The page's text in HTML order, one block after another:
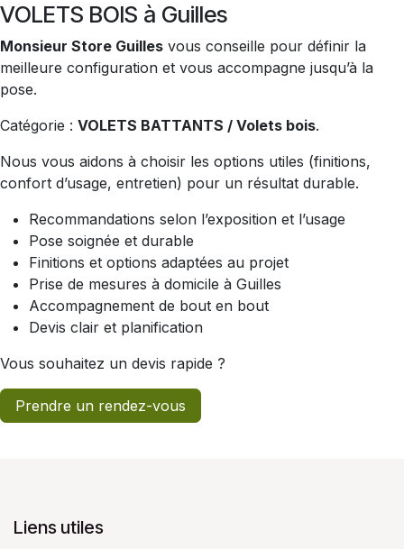
VOLETS BOIS à Guilles
Monsieur Store Guilles vous conseille pour définir la
meilleure configuration et vous accompagne jusqu’à la
pose.
Catégorie : VOLETS BATTANTS / Volets bois.
Nous vous aidons à choisir les options utiles (finitions,
confort d’usage, entretien) pour un résultat durable.
Recommandations selon l’exposition et l’usage
Pose soignée et durable
Finitions et options adaptées au projet
Prise de mesures à domicile à Guilles
Accompagnement de bout en bout
Devis clair et planification
Vous souhaitez un devis rapide ?
Prendre un rendez-vous
Liens utiles